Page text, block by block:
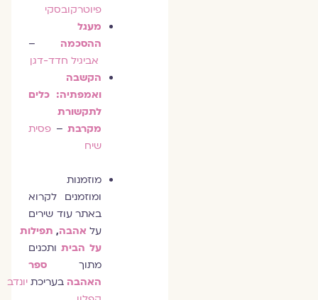
פיוטרקובסקי
מעגל
ההסכמה–
אביגיל חדד-דגן
הקשבה
ואמפתיה: כלים
לתקשורת
מקרבת–פסית
שיח
מוזמנות
ומוזמנים לקרוא
באתר עוד שירים
עלאהבה,תפילות
על הבית ותכנים
מתוך
ספר
האהבהבעריכתיונדב